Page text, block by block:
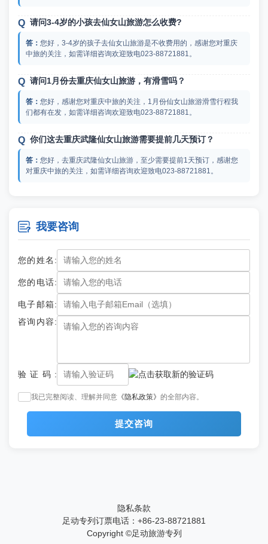
请问3-4岁的小孩去仙女山旅游怎么收费?
您好，3-4岁的孩子去仙女山旅游是不收费用的，感谢您对重庆
中旅的关注，如需详细咨询欢迎致电023-88721881。
请问1月份去重庆仙女山旅游，有滑雪吗？
您好，感谢您对重庆中旅的关注，1月份仙女山旅游滑雪行程我
们都有在发，如需详细咨询欢迎致电023-88721881。
你们这去重庆武隆仙女山旅游需要提前几天预订？
您好，去重庆武隆仙女山旅游，至少需要提前1天预订，感谢您
对重庆中旅的关注，如需详细咨询欢迎致电023-88721881。
关于重庆跟团仙女山二日游多少钱这个问题，是要看你选择的是
庆中旅两日游的费用是1200块钱，这个价格还是比较划算的。
有谁知道广安到重庆仙女山两日游最佳的旅游季节是什么时
候吗？ 各位可以分享一二吗？
广安到重庆仙女山两日游个人认为，最好的一个季节就是在冬天
的时候，因为我作为一个南方人，真的很少能够见到雪，所以我每年
求问成都仙女山三日游价格一般在多少会比较合适？各位有
这个旅游经历的可以分享一下吗？
成都仙女山三日游价格可以去重庆中国旅行社咨询一下。这一家
够知道大概会用到多少钱，如果说是自由行那么会再此基础上加上50
0块钱左右就可以了。这样做的预算基本上都是够用的。
自己去担心什么，自己好好的去玩就可以了。
现在重庆成都间的交通好方便，1个多小时就到了，周末两
天时间就可以来一场旅游，成都到重庆仙女山两日游度假型
 我要咨询
您的姓名:
您的电话:
电子邮箱:
咨询内容:
验证码:
我已完整阅读、理解并同意 《隐私政策》 的全部内容。
提交咨询
隐私条款
足动专列订票电话：+86-23-88721881
Copyright ©足动旅游专列